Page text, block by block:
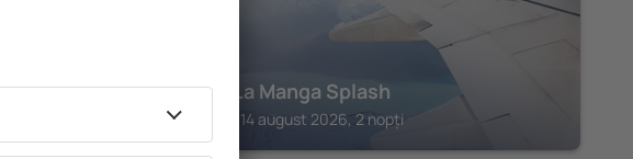
Bakour La Manga Splash
San Javier, 14 august 2026, 2 nopți